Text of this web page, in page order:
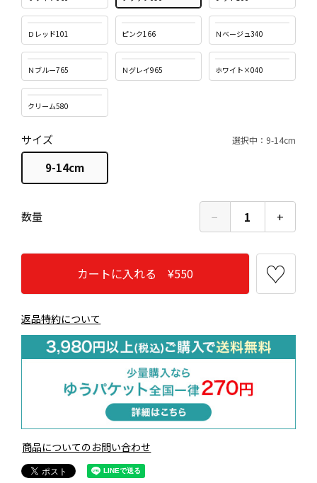
Ｄレッド101 ピンク166 Ｎベージュ340
Ｎブルー765 Ｎグレイ965 ホワイト×040
クリーム580
サイズ 選択中：9-14cm
9-14cm
数量 − 1 +
カートに入れる ¥550
返品特約について
商品についてのお問い合わせ